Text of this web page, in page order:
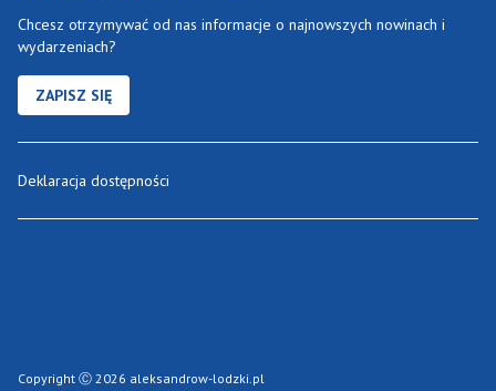
Chcesz otrzymywać od nas informacje o najnowszych nowinach i
wydarzeniach?
ZAPISZ SIĘ
Deklaracja dostępności
Copyright Ⓒ 2026 aleksandrow-lodzki.pl